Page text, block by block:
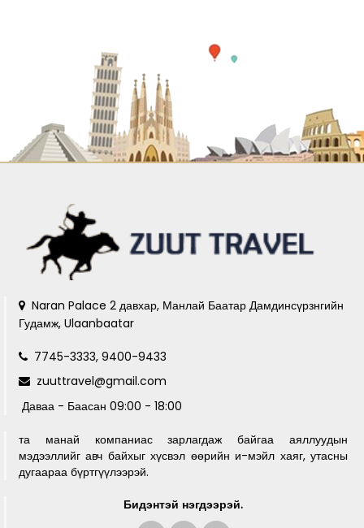
Naran Palace 2 давхар, Манлай Баатар Дамдинсүрзнгийн
Гудамж, Ulaanbaatar
7745-3333, 9400-9433
zuuttravel@gmail.com
Даваа - Баасан 09:00 - 18:00
та манай компаниас зарлагдаж байгаа аяллуудын
мэдээллийг авч байхыг хүсвэл өөрийн и-мэйл хаяг, утасны
дугаараа бүртгүүлээрэй.
Бидэнтэй нэгдээрэй.